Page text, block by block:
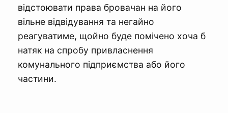
відстоювати права бровачан на його
вільне відвідування та негайно
реагуватиме, щойно буде помічено хоча б
натяк на спробу привласнення
комунального підприємства або його
частини.